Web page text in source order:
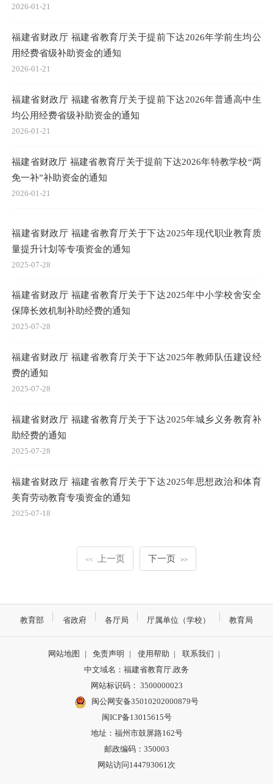
2026-01-21
福建省财政厅 福建省教育厅关于提前下达2026年学前生均公
用经费省级补助资金的通知
2026-01-21
福建省财政厅 福建省教育厅关于提前下达2026年普通高中生
均公用经费省级补助资金的通知
2026-01-21
福建省财政厅 福建省教育厅关于提前下达2026年特教学校“两
免一补”补助资金的通知
2026-01-21
福建省财政厅 福建省教育厅关于下达2025年现代职业教育质
量提升计划等专项资金的通知
2025-07-28
福建省财政厅 福建省教育厅关于下达2025年中小学校舍安全
保障长效机制补助经费的通知
2025-07-28
福建省财政厅 福建省教育厅关于下达2025年教师队伍建设经
费的通知
2025-07-28
福建省财政厅 福建省教育厅关于下达2025年城乡义务教育补
助经费的通知
2025-07-28
福建省财政厅 福建省教育厅关于下达2025年思想政治和体育
美育劳动教育专项资金的通知
2025-07-18
<< 上一页 下一页 >>
教育部 省政府 各厅局 厅属单位（学校） 教育局
网站地图 | 免责声明 | 使用帮助 | 联系我们 |
中文域名：福建省教育厅.政务
网站标识码： 3500000023
闽公网安备35010202000879号
闽ICP备13015615号
地址：福州市鼓屏路162号
邮政编码：350003
网站访问144793061次